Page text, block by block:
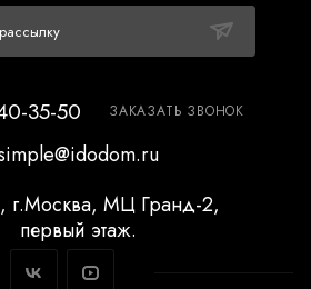
35-50 ЗАКАЗАТЬ ЗВОНОК
г.Москва, МЦ Гранд-2,
первый этаж.